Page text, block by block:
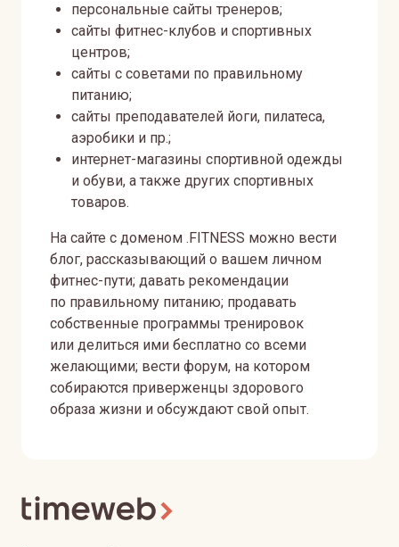
персональные сайты тренеров;
сайты фитнес-клубов и спортивных
центров;
сайты с советами по правильному
питанию;
сайты преподавателей йоги, пилатеса,
аэробики и пр.;
интернет-магазины спортивной одежды
и обуви, а также других спортивных
товаров.
На сайте с доменом .FITNESS можно вести
блог, рассказывающий о вашем личном
фитнес-пути; давать рекомендации
по правильному питанию; продавать
собственные программы тренировок
или делиться ими бесплатно со всеми
желающими; вести форум, на котором
собираются приверженцы здорового
образа жизни и обсуждают свой опыт.